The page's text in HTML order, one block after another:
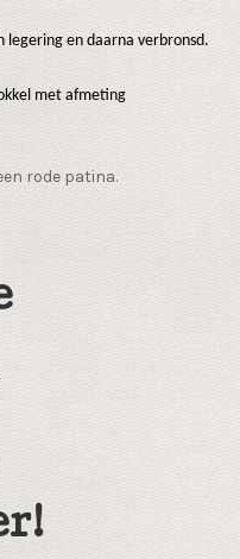
en daarna verbronsd.
met afmeting
rode patina.